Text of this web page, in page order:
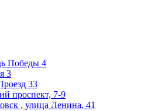
Победы 4
3
33
проспект, 7-9
, улица Ленина, 41